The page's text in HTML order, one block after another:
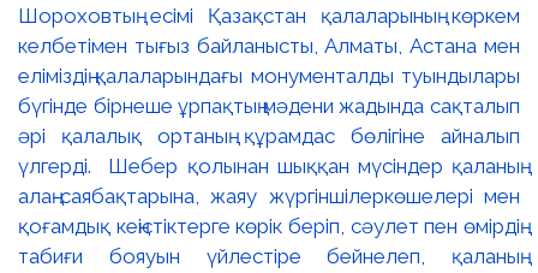
Шороховтың есімі Қазақстан қалаларының көркем
келбетімен тығыз байланысты, Алматы, Астана мен
еліміздің қалаларындағы монументалды туындылары
бүгінде бірнеше ұрпақтың мәдени жадында сақталып
әрі қалалық ортаның құрамдас бөлігіне айналып
үлгерді. Шебер қолынан шыққан мүсіндер қаланың
алаң-саябақтарына, жаяу жүргіншілеркөшелері мен
қоғамдық кеңістіктерге көрік беріп, сәулет пен өмірдің
табиғи бояуын үйлестіре бейнелеп, қаланың